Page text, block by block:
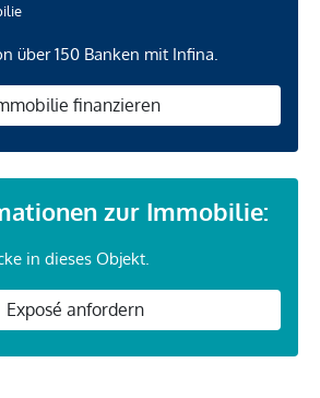
über 150 Banken mit Infina.
finanzieren
zur Immobilie:
in dieses Objekt.
Exposé anfordern